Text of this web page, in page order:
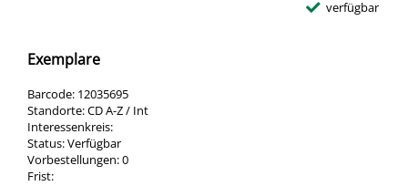
verfügbar
Exemplare
Barcode: 12035695
Standorte:CD A-Z / Int
Interessenkreis:
Status:Verfügbar
Vorbestellungen:0
Frist: